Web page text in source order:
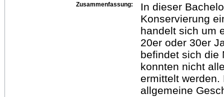
Zusammenfassung:
In dieser
Konservierung
handelt sich um
20er oder 30er
befindet sich die
konnten nicht
ermittelt werden.
allgemeine